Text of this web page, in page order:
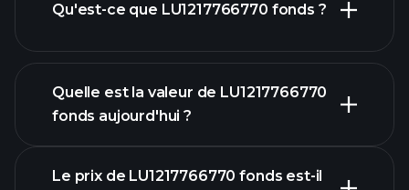
Qu'est-ce que LU1217766770 fonds ?
Quelle est la valeur de LU1217766770
fonds aujourd'hui ?
Le prix de LU1217766770 fonds est-il